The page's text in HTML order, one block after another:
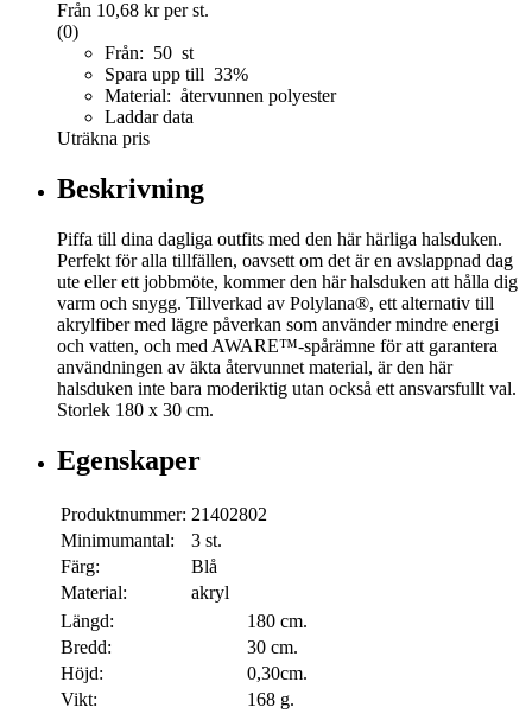
Från 10,68 krper st.
(0)
Från: 50 st
Spara upp till 33%
Material: återvunnen polyester
Laddar data
Uträkna pris
Beskrivning
Piffa till dina dagliga outfits med den här härliga halsduken.
Perfekt för alla tillfällen, oavsett om det är en avslappnad dag
ute eller ett jobbmöte, kommer den här halsduken att hålla dig
varm och snygg. Tillverkad av Polylana®, ett alternativ till
akrylfiber med lägre påverkan som använder mindre energi
och vatten, och med AWARE™-spårämne för att garantera
användningen av äkta återvunnet material, är den här
halsduken inte bara moderiktig utan också ett ansvarsfullt val.
Storlek 180 x 30 cm.
Egenskaper
Produktnummer: 21402802
Minimumantal:
3 st.
Färg:
Blå
Material:
akryl
Längd:
180 cm.
Bredd:
30 cm.
Höjd:
0,30cm.
Vikt:
168 g.